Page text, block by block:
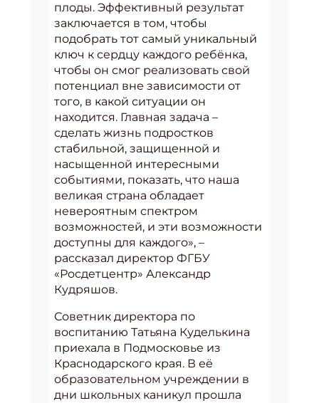
плоды. Эффективный результат
заключается в том, чтобы
подобрать тот самый уникальный
ключ к сердцу каждого ребёнка,
чтобы он смог реализовать свой
потенциал вне зависимости от
того, в какой ситуации он
находится. Главная задача –
сделать жизнь подростков
стабильной, защищенной и
насыщенной интересными
событиями, показать, что наша
великая страна обладает
невероятным спектром
возможностей, и эти возможности
доступны для каждого», –
рассказал директор ФГБУ
«Росдетцентр» Александр
Кудряшов.
Советник директора по
воспитанию Татьяна Куделькина
приехала в Подмосковье из
Краснодарского края. В её
образовательном учреждении в
дни школьных каникул прошла